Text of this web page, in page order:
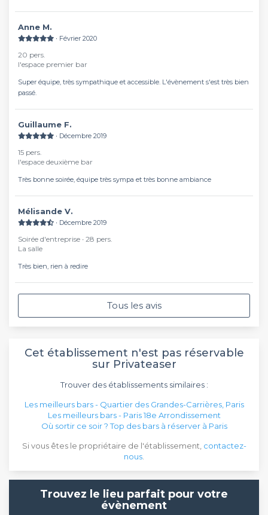
Anne M.
∙ Février 2020
20 pers.
l'espace premier bar
Super équipe, très sympathique et accessible. L'évènement s'est très bien
passé.
Guillaume F.
∙ Décembre 2019
15 pers.
l'espace deuxième bar
Très bonne soirée, équipe très sympa et très bonne ambiance
Mélisande V.
∙ Décembre 2019
Soirée d'entreprise ∙ 28 pers.
La salle
Très bien, rien à redire
Tous les avis
Cet établissement n'est pas réservable
sur Privateaser
Trouver des établissements similaires :
Les meilleurs bars - Quartier des Grandes-Carrières, Paris
Les meilleurs bars - Paris 18e Arrondissement
Où sortir ce soir ? Top des bars à réserver à Paris
Si vous êtes le propriétaire de l'établissement, contactez-
nous
Trouvez le lieu parfait pour votre
évènement